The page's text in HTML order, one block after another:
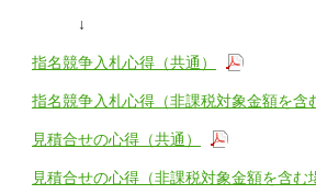
↓
指名競争入札心得（共通）
指名競争入札心得（非課税対象金額を含
見積合せの心得（共通）
見積合せの心得（非課税対象金額を含む